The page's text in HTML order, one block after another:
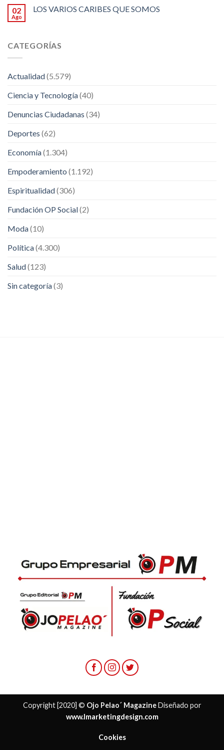
02
Ago
LOS VARIOS CARIBES QUE SOMOS
CATEGORÍAS
Actualidad(5.579)
Ciencia y Tecnología(40)
Denuncias Ciudadanas (34)
Deportes (62)
Economía(1.304)
Empoderamiento (1.192)
Espiritualidad(306)
Fundación OP Social(2)
Moda(10)
Política(4.300)
Salud(123)
Sin categoría(3)
Copyright [2020] © Ojo Pelao´ MagazineDiseñado por
www.lmarketingdesign.com
Cookies